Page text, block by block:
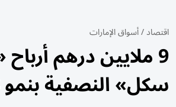
اقتصاد/أسواق الإمارات
9 ملايين درهم
سكل» النصفية بنمو 38%